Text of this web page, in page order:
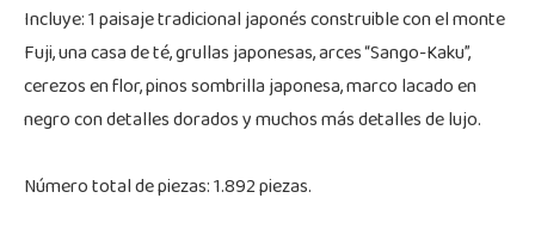
Incluye: 1 paisaje tradicional japonés construible con el monte
Fuji, una casa de té, grullas japonesas, arces “Sango-Kaku”,
cerezos en flor, pinos sombrilla japonesa, marco lacado en
negro con detalles dorados y muchos más detalles de lujo.
Número total de piezas: 1.892 piezas.